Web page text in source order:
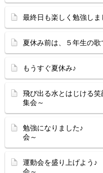
最終日も楽しく勉強しま
夏休み前は、５年生の歌
もうすぐ夏休み♪
飛び出る水とは
集会～
勉強になりました
会～
運動会を盛り上げ